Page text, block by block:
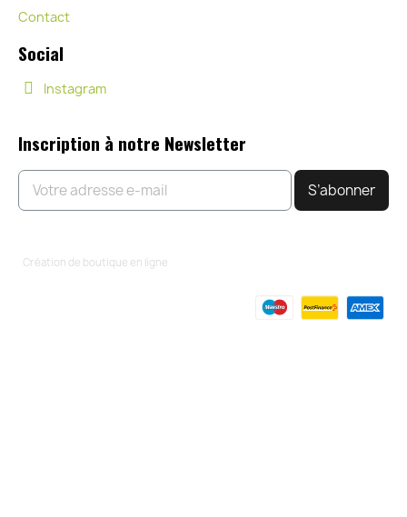
Contact
Social
Instagram
Inscription à notre Newsletter
S’abonner
Création de boutique en ligne